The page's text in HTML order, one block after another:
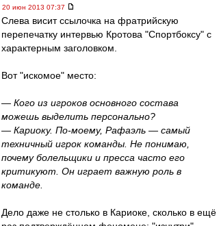
20 июн 2013 07:37
Слева висит ссылочка на фратрийскую
перепечатку интервью Кротова "Спортбоксу" с
характерным заголовком.
Вот "искомое" место:
— Кого из игроков основного состава
можешь выделить персонально?
— Кариоку. По-моему, Рафаэль — самый
техничный игрок команды. Не понимаю,
почему болельщики и пресса часто его
критикуют. Он играет важную роль в
команде.
Дело даже не столько в Кариоке, сколько в ещё